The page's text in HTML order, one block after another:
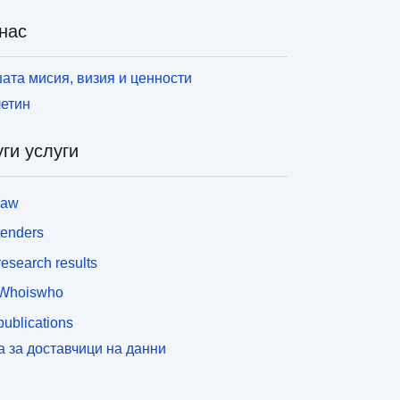
други благоприятни местообитания в други
популации, но и непостоянни индивиди. Този
представлява състоянието на знанието към
се счита за изчерпателно. Възможно е
и PDF карти за повече информация.
мисия, визия и ценности
услуги
results
за доставчици на данни